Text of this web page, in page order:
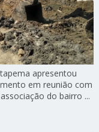
apresentou
em reunião com
do bairro ...